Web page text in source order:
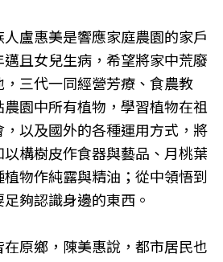
盧惠美是響應家庭農園的家戶
且女兒生病，希望將家中荒廢
三代一同經營芳療、食農教
園中所有植物，學習植物在祖
以及國外的各種運用方式，將
構樹皮作食器與藝品、月桃葉
物作純露與精油；從中領悟到
夠認識身邊的東西。
原鄉，陳美惠說，都市居民也